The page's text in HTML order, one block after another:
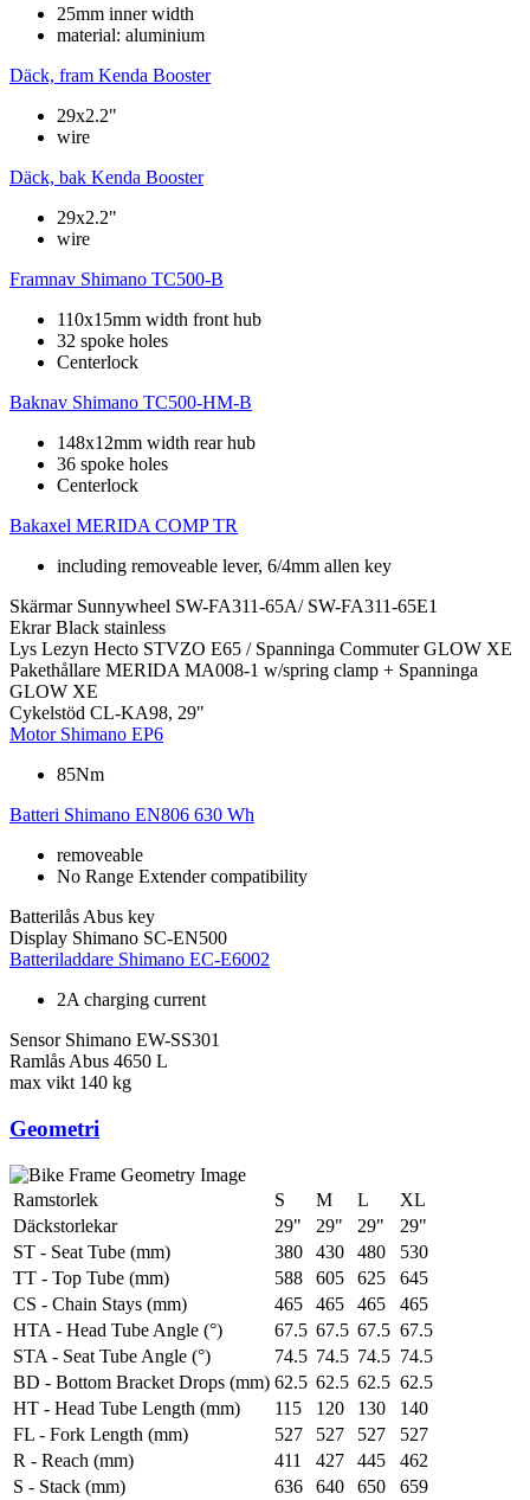
25mm inner width
material: aluminium
Däck, fram Kenda Booster
29x2.2"
wire
Däck, bak Kenda Booster
29x2.2"
wire
Framnav Shimano TC500-B
110x15mm width front hub
32 spoke holes
Centerlock
Baknav Shimano TC500-HM-B
148x12mm width rear hub
36 spoke holes
Centerlock
Bakaxel MERIDA COMP TR
including removeable lever, 6/4mm allen key
Skärmar Sunnywheel SW-FA311-65A/ SW-FA311-65E1
Ekrar Black stainless
Lys Lezyn Hecto STVZO E65 / Spanninga Commuter GLOW XE
Pakethållare MERIDA MA008-1 w/spring clamp + Spanninga
GLOW XE
Cykelstöd CL-KA98, 29"
Motor Shimano EP6
85Nm
Batteri Shimano EN806 630 Wh
removeable
No Range Extender compatibility
Batterilås Abus key
Display Shimano SC-EN500
Batteriladdare Shimano EC-E6002
2A charging current
Sensor Shimano EW-SS301
Ramlås Abus 4650 L
max vikt 140 kg
Geometri
Ramstorlek S M L
XL
Däckstorlekar
29" 29" 29"
29"
ST - Seat Tube (mm)
380 430 480
530
TT - Top Tube (mm)
588 605 625
645
CS - Chain Stays (mm)
465 465 465
465
HTA - Head Tube Angle (°)
67.5 67.5 67.5 67.5
STA - Seat Tube Angle (°)
74.5 74.5 74.5 74.5
BD - Bottom Bracket Drops (mm) 62.5 62.5 62.5 62.5
HT - Head Tube Length (mm)
115 120 130
140
FL - Fork Length (mm)
527 527 527
527
R - Reach (mm)
411 427 445
462
S - Stack (mm)
636 640 650
659